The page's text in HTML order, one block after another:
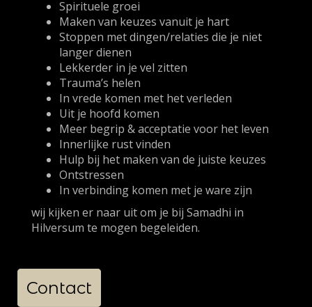
Spirituele groei
Maken van keuzes vanuit je hart
Stoppen met dingen/relaties die je niet
langer dienen
Lekkerder in je vel zitten
Trauma’s helen
In vrede komen met het verleden
Uit je hoofd komen
Meer begrip & acceptatie voor het leven
Innerlijke rust vinden
Hulp bij het maken van de juiste keuzes
Ontstressen
In verbinding komen met je ware zijn
wij kijken er naar uit om je bij Samadhi in
Hilversum te mogen begeleiden.
Contact